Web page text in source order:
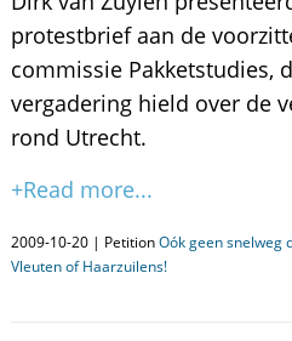
protestbrief aan de
commissie Pakketstudies,
vergadering hield over de
rond Utrecht.
+Read more...
2009-10-20 | PetitionOók geen snelweg
Vleuten of Haarzuilens!